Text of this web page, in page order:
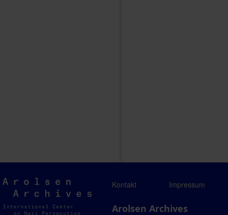
Arolsen
Archives
Kontakt Impressum
Arolsen Archives